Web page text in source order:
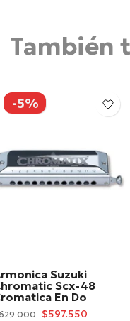
También
-5%
Suzuki
Scx-48
En Do
$597.550